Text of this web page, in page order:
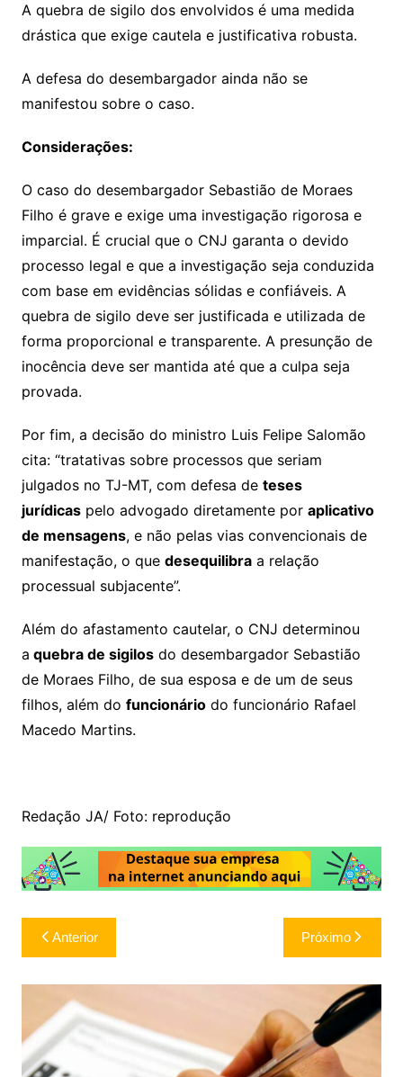
A quebra de sigilo dos envolvidos é uma medida
drástica que exige cautela e justificativa robusta.
A defesa do desembargador ainda não se
manifestou sobre o caso.
Considerações:
O caso do desembargador Sebastião de Moraes
Filho é grave e exige uma investigação rigorosa e
imparcial. É crucial que o CNJ garanta o devido
processo legal e que a investigação seja conduzida
com base em evidências sólidas e confiáveis. A
quebra de sigilo deve ser justificada e utilizada de
forma proporcional e transparente. A presunção de
inocência deve ser mantida até que a culpa seja
provada.
Por fim, a decisão do ministro Luis Felipe Salomão
cita: “tratativas sobre processos que seriam
julgados no TJ-MT, com defesa de teses
jurídicaspelo advogado diretamente por aplicativo
de mensagens, e não pelas vias convencionais de
manifestação, o que desequilibraa relação
processual subjacente”.
Além do afastamento cautelar, o CNJ determinou
a quebra de sigilosdo desembargador Sebastião
de Moraes Filho, de sua esposa e de um de seus
filhos, além do funcionáriodo funcionário Rafael
Macedo Martins.
Redação JA/ Foto: reprodução
Navegação
de
Post
Anterior Próximo